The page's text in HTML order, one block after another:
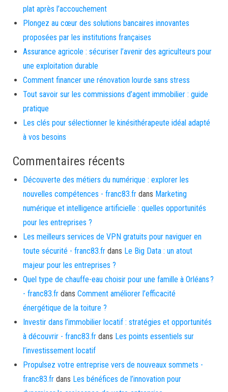
plat après l’accouchement
Plongez au cœur des solutions bancaires innovantes
proposées par les institutions françaises
Assurance agricole : sécuriser l’avenir des agriculteurs pour
une exploitation durable
Comment financer une rénovation lourde sans stress
Tout savoir sur les commissions d’agent immobilier : guide
pratique
Les clés pour sélectionner le kinésithérapeute idéal adapté
à vos besoins
Commentaires récents
Découverte des métiers du numérique : explorer les
nouvelles compétences - franc83.fr dans Marketing
numérique et intelligence artificielle : quelles opportunités
pour les entreprises ?
Les meilleurs services de VPN gratuits pour naviguer en
toute sécurité - franc83.fr dans Le Big Data : un atout
majeur pour les entreprises ?
Quel type de chauffe-eau choisir pour une famille à Orléans ?
- franc83.fr dans Comment améliorer l’efficacité
énergétique de la toiture ?
Investir dans l’immobilier locatif : stratégies et opportunités
à découvrir - franc83.fr dans Les points essentiels sur
l’investissement locatif
Propulsez votre entreprise vers de nouveaux sommets -
franc83.fr dans Les bénéfices de l’innovation pour